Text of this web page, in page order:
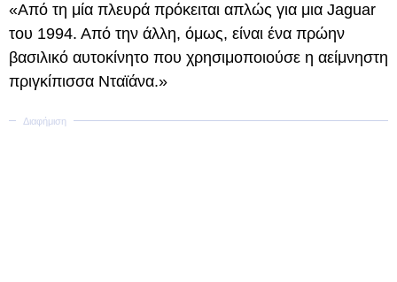
«Από τη μία πλευρά πρόκειται απλώς για μια Jaguar
του 1994. Από την άλλη, όμως, είναι ένα πρώην
βασιλικό αυτοκίνητο που χρησιμοποιούσε η αείμνηστη
πριγκίπισσα Νταϊάνα.»